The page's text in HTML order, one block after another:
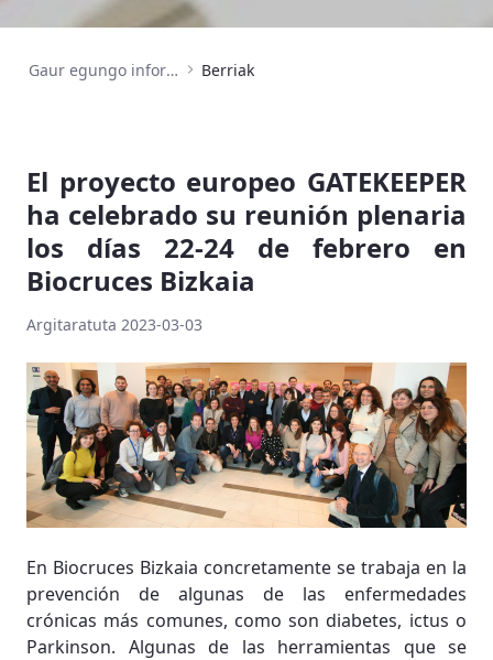
Gaur egungo informazioa Berriak
El proyecto europeo GATEKEEPER
ha celebrado su reunión plenaria
los días 22-24 de febrero en
Biocruces Bizkaia
Argitaratuta 2023-03-03
En Biocruces Bizkaia concretamente se trabaja en la
prevención de algunas de las enfermedades
crónicas más comunes, como son diabetes, ictus o
Parkinson. Algunas de las herramientas que se